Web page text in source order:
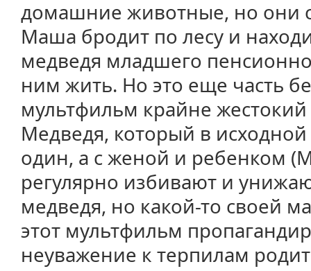
домашние животные, но они
Маша бродит по лесу и
медведя младшего
ним жить. Но это еще часть
мультфильм крайне
Медведя, который в
один, а с женой и ребенком
регулярно избивают и
медведя, но какой-то своей
этот мультфильм
неуважение к терпилам